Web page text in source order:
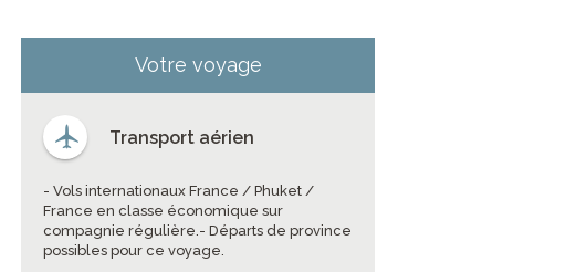
Votre voyage
Transport aérien
- Vols internationaux France / Phuket /
France en classe économique sur
compagnie régulière.- Départs de province
possibles pour ce voyage.